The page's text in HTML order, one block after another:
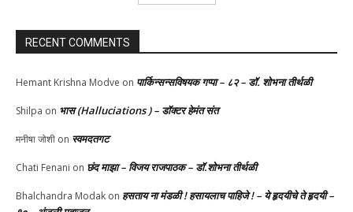
RECENT COMMENTS
Hemant Krishna Modve on पार्किन्सन्सविषयक गप्पा – ८२ – डॉ. शोभना तीर्थळी
Shilpa on भास (Halluciations ) – डॉक्टर हेमंत संत
मनीषा जोशी on स्वमदतगट
Chati Fenani on छंद माझा – विजय राजपाठक – डॉ.शोभना तीर्थळी
Bhalchandra Modak on हसताय ना मंडळी‌ ! हसायलाच पाहिजे ! – ये हृदयीचे ते हृदयी –